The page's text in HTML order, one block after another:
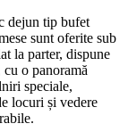
dejun tip bufet
sunt oferite sub
la parter, dispune
o panoramă
speciale,
locuri și vedere